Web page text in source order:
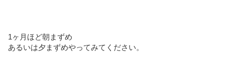
1ヶ月ほど朝まずめ
あるいは夕まずめやってみてください。